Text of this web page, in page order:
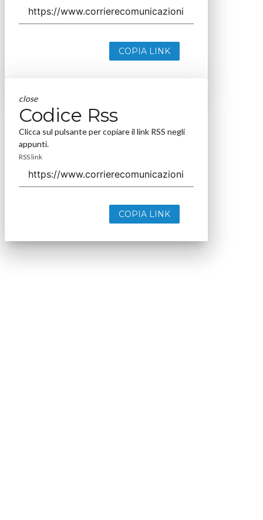
COPIA LINK
close
Codice Rss
Clicca sul pulsante per copiare il link RSS negli
appunti.
RSS link
COPIA LINK